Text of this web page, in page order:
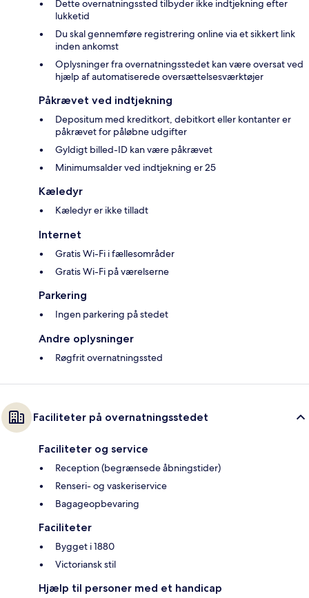
Dette overnatningssted tilbyder ikke indtjekning efter
lukketid
Du skal gennemføre registrering online via et sikkert link
inden ankomst
Oplysninger fra overnatningsstedet kan være oversat ved
hjælp af automatiserede oversættelsesværktøjer
Påkrævet ved indtjekning
Depositum med kreditkort, debitkort eller kontanter er
påkrævet for påløbne udgifter
Gyldigt billed-ID kan være påkrævet
Minimumsalder ved indtjekning er 25
Kæledyr
Kæledyr er ikke tilladt
Internet
Gratis Wi-Fi i fællesområder
Gratis Wi-Fi på værelserne
Parkering
Ingen parkering på stedet
Andre oplysninger
Røgfrit overnatningssted
Faciliteter på overnatningsstedet
Faciliteter og service
Reception (begrænsede åbningstider)
Renseri- og vaskeriservice
Bagageopbevaring
Faciliteter
Bygget i 1880
Victoriansk stil
Hjælp til personer med et handicap